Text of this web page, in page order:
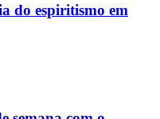
do espiritismo em